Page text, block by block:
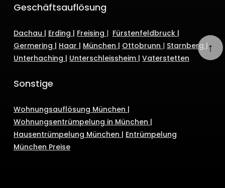
↑
Geschäftsauflösung
Dachau | Erding | Freising | Fürstenfeldbruck |
Germering | Haar | München | Ottobrunn | Starnberg |
Unterhaching | Unterschleissheim | Vaterstetten
Sonstige
Wohnungsauflösung München |
Wohnungsentrümpelung in München |
Hausentrümpelung München | Entrümpelung
München Preise